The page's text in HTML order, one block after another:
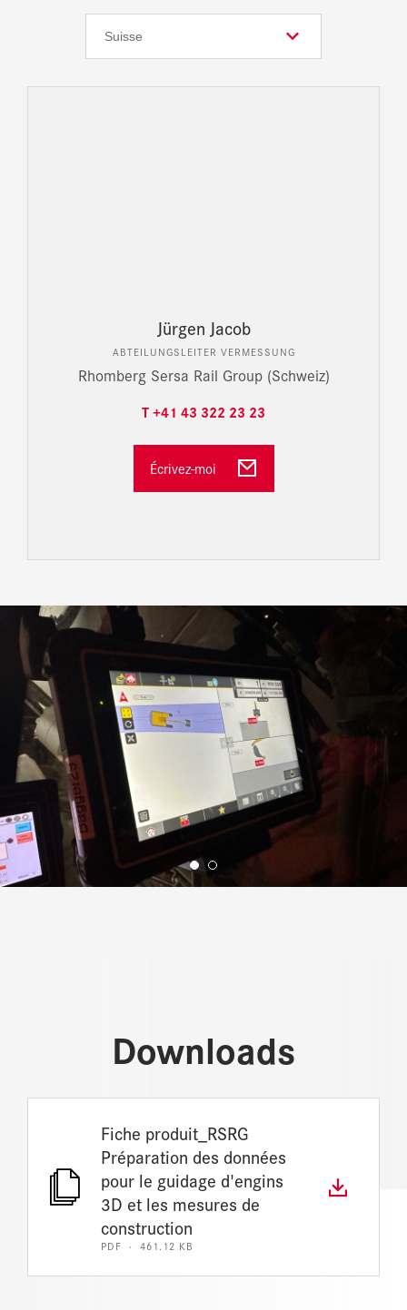
Jürgen Jacob
ABTEILUNGSLEITER VERMESSUNG
Rhomberg Sersa Rail Group (Schweiz)
T +41 43 322 23 23
Écrivez-moi
Downloads
Fiche produit_RSRG
Préparation des données
pour le guidage d'engins
3D et les mesures de
construction
PDF · 461.12 KB